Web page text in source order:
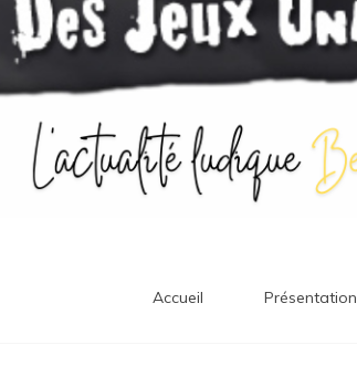
Accueil Présentation